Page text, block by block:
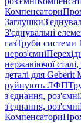
Компенсатори
Заглушки
З'єднувальні
газТруби системи
нероз'ємні
нержавіючої
деталі для Geberit
руйнують ЛФП
з'єднання, роз'ємні
з'єднання, роз'ємні
Компенсатори